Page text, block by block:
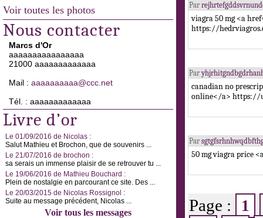
Voir toutes les photos
Nous contacter
Marcs d'Or
aaaaaaaaaaaaaaaa
21000 aaaaaaaaaaaaa
Mail : aaaaaaaaaa@ccc.net
Tél. : aaaaaaaaaaaaa
Livre d’or
Le 01/09/2016 de Nicolas :
Salut Mathieu et Brochon, que de souvenirs ...
Le 21/07/2016 de brochon :
sa serais un immense plaisir de se retrouver tu ...
Le 19/06/2016 de Mathieu Bouchard :
Plein de nostalgie en parcourant ce site. Des ...
Le 20/03/2015 de Nicolas Rossignol :
Suite au message précédent, Nicolas ...
Voir tous les messages
Par
viagra 50 mg <a
https://
Par
canadian no
online</a> https://
Par
50 mg viagra price
Page :
1